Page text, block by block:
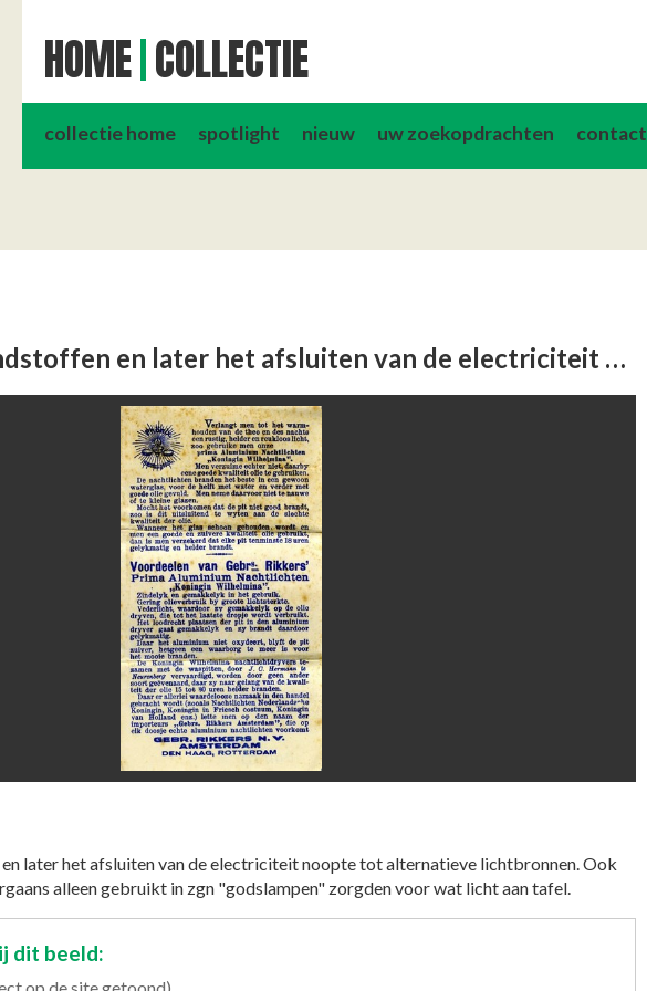
HOME COLLECTIE
collectie home spotlight nieuw uw zoekopdrachten contact
Gebrek aan brandstoffen en later het afsluiten van de electriciteit noopte tot alternatieve lichtbronnen. Ook deze …
later het afsluiten van de electriciteit noopte tot alternatieve lichtbronnen. Ook
alleen gebruikt in zgn "godslampen" zorgden voor wat licht aan tafel.
dit beeld: